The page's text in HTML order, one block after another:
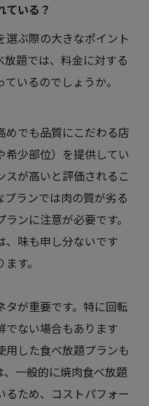
ている？
ぶ際の大きなポイント
題では、料金に対する
いるのでしょうか。
めでも品質にこだわる店
希少部位）を提供してい
スが高いと評価されるこ
ランでは肉の質が劣る
ンに注意が必要です。
、味も申し分ないです
す。
が重要です。特に回転
でない場合もあります
用した食べ放題プランも
一般的に焼肉食べ放題
るため、コストパフォー